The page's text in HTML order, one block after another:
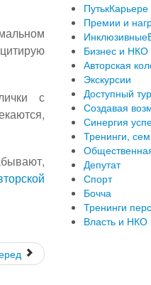
с
ПутькКарьере
Премии и
Бизнес и НКО
Авторская
Экскурсии
Доступный
Создавая
Синергия
Тренинги,
Депутат
Спорт
Бочча
Тренинги
Власть и НКО